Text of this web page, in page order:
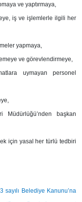
ve yaptırmaya,
iş ve işlemlerle ilgili her
yapmaya,
ve görevlendirmeye,
uymayan personel
başkan
için yasal her türlü tedbiri
Belediye Kanunu’na